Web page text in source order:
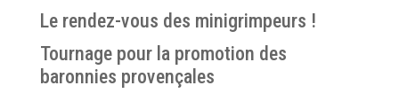
Le rendez-vous des minigrimpeurs !
Tournage pour la promotion des
baronnies provençales